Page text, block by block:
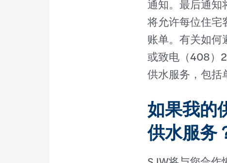
通知。最后通知
将允许每位住宅
账单。有关如
或致电（408）
供水服务，包括
如果我的
供水服务